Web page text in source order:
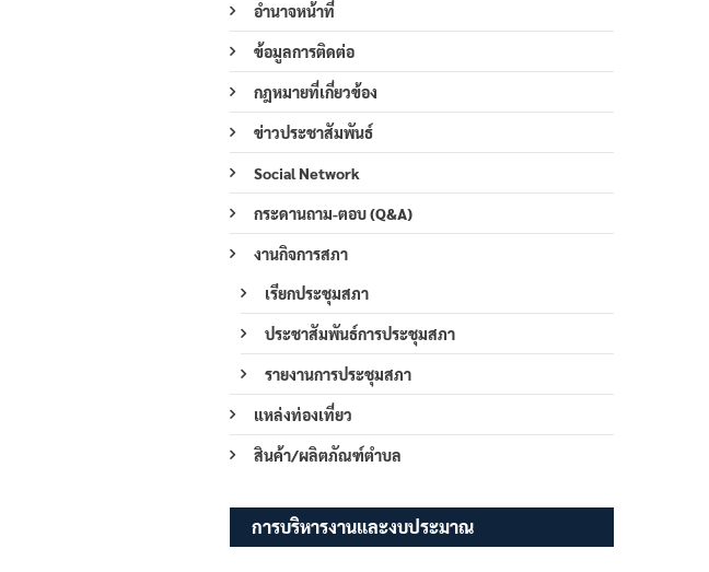
อำนาจหน้าที่
ข้อมูลการติดต่อ
กฎหมายที่เกี่ยวข้อง
ข่าวประชาสัมพันธ์
Social Network
กระดานถาม-ตอบ (Q&A)
งานกิจการสภา
เรียกประชุมสภา
ประชาสัมพันธ์การประชุมสภา
รายงานการประชุมสภา
แหล่งท่องเที่ยว
สินค้า/ผลิตภัณฑ์ตำบล
การบริหารงานและงบประมาณ